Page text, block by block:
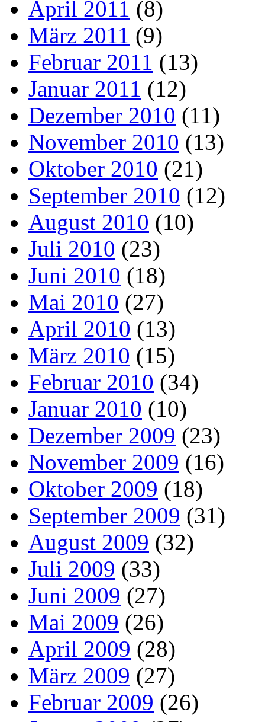
April 2011 (8)
März 2011 (9)
Februar 2011 (13)
Januar 2011 (12)
Dezember 2010 (11)
November 2010 (13)
Oktober 2010 (21)
September 2010 (12)
August 2010 (10)
Juli 2010 (23)
Juni 2010 (18)
Mai 2010 (27)
April 2010 (13)
März 2010 (15)
Februar 2010 (34)
Januar 2010 (10)
Dezember 2009 (23)
November 2009 (16)
Oktober 2009 (18)
September 2009 (31)
August 2009 (32)
Juli 2009 (33)
Juni 2009 (27)
Mai 2009 (26)
April 2009 (28)
März 2009 (27)
Februar 2009 (26)